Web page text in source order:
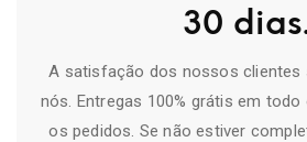
30
A satisfação dos nossos clientes
nós. Entregas 100% grátis em
os pedidos. Se não estiver